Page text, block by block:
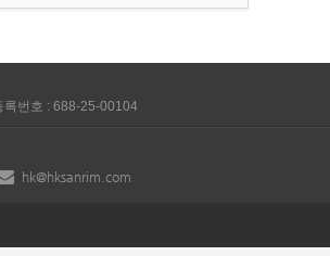
록번호 : 688-25-00104
hk@hksanrim.com